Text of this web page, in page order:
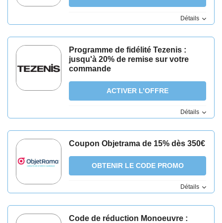
Détails
Programme de fidélité Tezenis :
jusqu'à 20% de remise sur votre
commande
ACTIVER L’OFFRE
Détails
Coupon Objetrama de 15% dès 350€
OBTENIR LE CODE PROMO
Détails
Code de réduction Monoeuvre :